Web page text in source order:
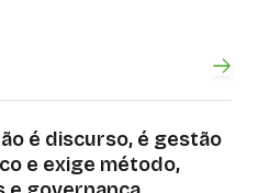
é discurso, é gestão
e exige método,